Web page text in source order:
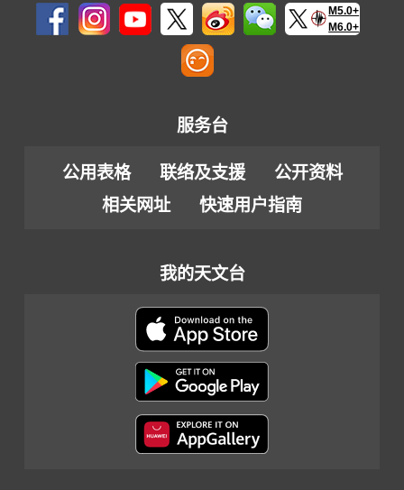
M5.0+
M6.0+
服务台
公用表格 联络及支援
公开资料
相关网址
快速用户指南
我的天文台